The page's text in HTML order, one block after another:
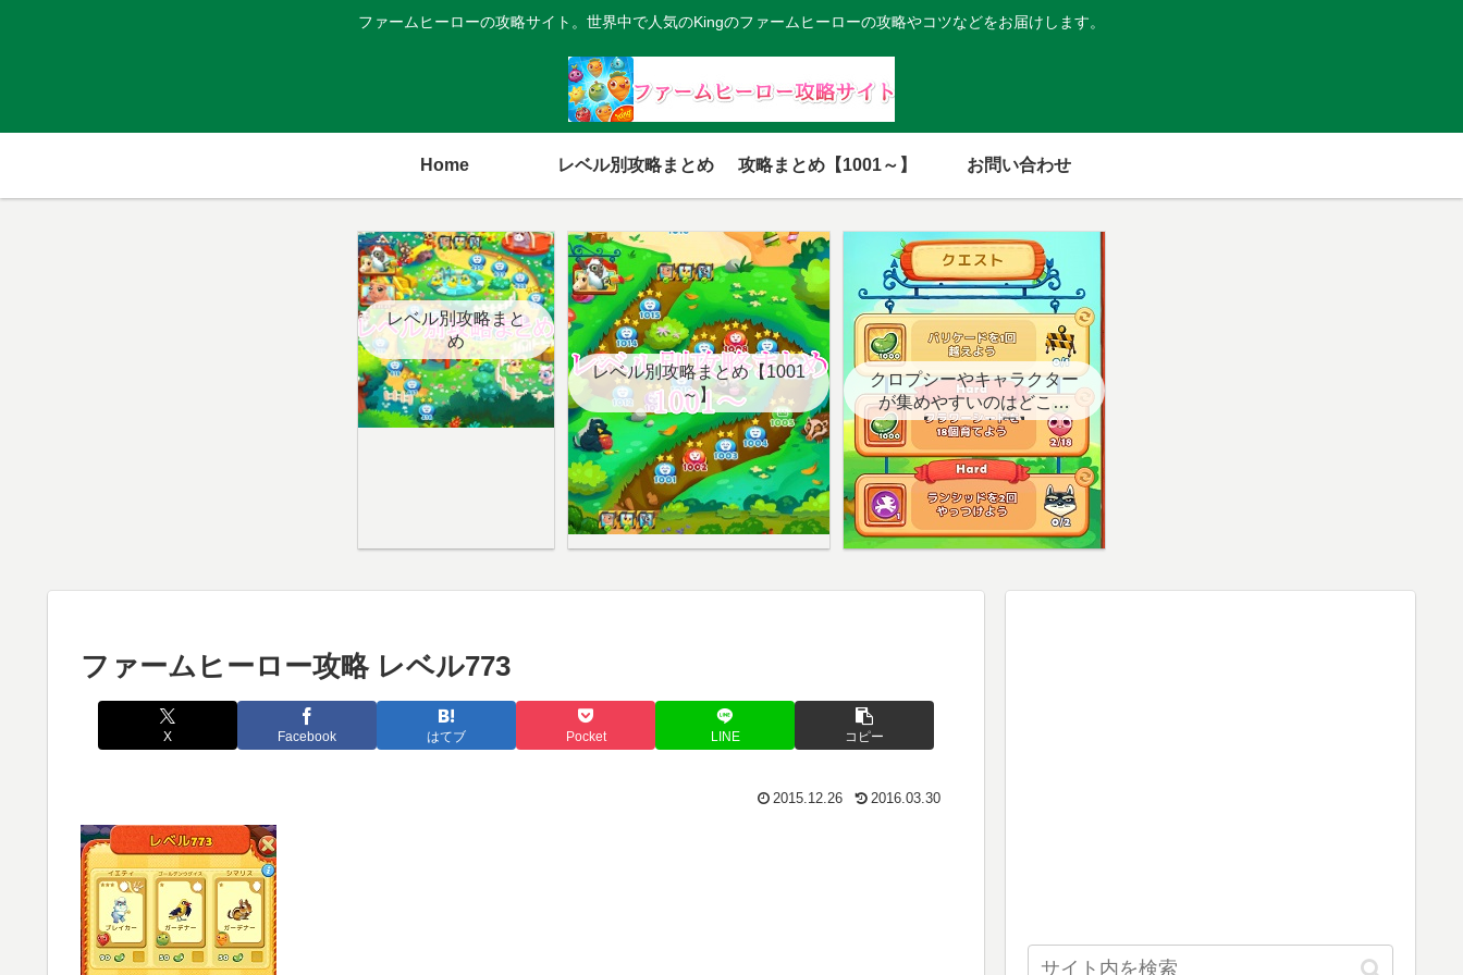
ファームヒーローの攻略サイト。世界中で人気のKingのファームヒーローの攻略やコツなどをお届けします。
Home レベル別攻略まとめ 攻略まとめ【1001～】 お問い合わせ
レベル別攻略まと
め
レベル別攻略まとめ【1001
～】
クロプシーやキャラクター
が集めやすいのはどこ？
【クエスト用】
ファームヒーロー攻略 レベル773
X Facebook はてブ Pocket LINE コピー
2015.12.26 2016.03.30